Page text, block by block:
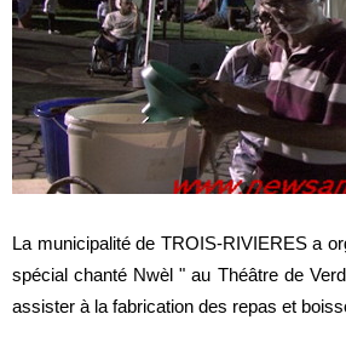
La municipalité de TROIS-RIVIERES a
spécial chanté Nwèl " au Théâtre de
assister à la fabrication des repas et